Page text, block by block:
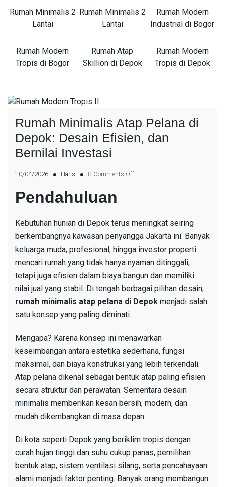
Rumah Minimalis 2
Lantai
Rumah Minimalis 2
Lantai
Rumah Modern
Industrial di Bogor
Rumah Modern
Tropis di Bogor
Rumah Atap
Skillion di Depok
Rumah Modern
Tropis di Depok
Rumah Minimalis Atap Pelana di
Depok: Desain Efisien, dan
Bernilai Investasi
10/04/2026 Haris Comments Off
Pendahuluan
Kebutuhan hunian di Depok terus meningkat seiring
berkembangnya kawasan penyangga Jakarta ini. Banyak
keluarga muda, profesional, hingga investor properti
mencari rumah yang tidak hanya nyaman ditinggali,
tetapi juga efisien dalam biaya bangun dan memiliki
nilai jual yang stabil. Di tengah berbagai pilihan desain,
rumah minimalis atap pelana di Depok menjadi salah
satu konsep yang paling diminati.
Mengapa? Karena konsep ini menawarkan
keseimbangan antara estetika sederhana, fungsi
maksimal, dan biaya konstruksi yang lebih terkendali.
Atap pelana dikenal sebagai bentuk atap paling efisien
secara struktur dan perawatan. Sementara desain
minimalis memberikan kesan bersih, modern, dan
mudah dikembangkan di masa depan.
Di kota seperti Depok yang beriklim tropis dengan
curah hujan tinggi dan suhu cukup panas, pemilihan
bentuk atap, sistem ventilasi silang, serta pencahayaan
alami menjadi faktor penting. Banyak orang membangun